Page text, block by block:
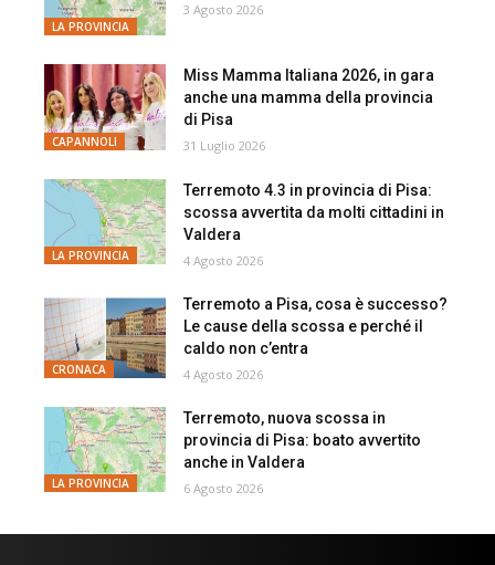
LA PROVINCIA
3 Agosto 2026
CAPANNOLI
Miss Mamma Italiana 2026, in gara
anche una mamma della provincia
di Pisa
31 Luglio 2026
LA PROVINCIA
Terremoto 4.3 in provincia di Pisa:
scossa avvertita da molti cittadini in
Valdera
4 Agosto 2026
CRONACA
Terremoto a Pisa, cosa è successo?
Le cause della scossa e perché il
caldo non c’entra
4 Agosto 2026
LA PROVINCIA
Terremoto, nuova scossa in
provincia di Pisa: boato avvertito
anche in Valdera
6 Agosto 2026